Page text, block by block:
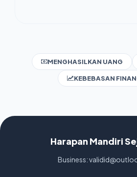
MENGHASILKAN UANG
KEBEBASAN
Harapan Mandiri
Business: